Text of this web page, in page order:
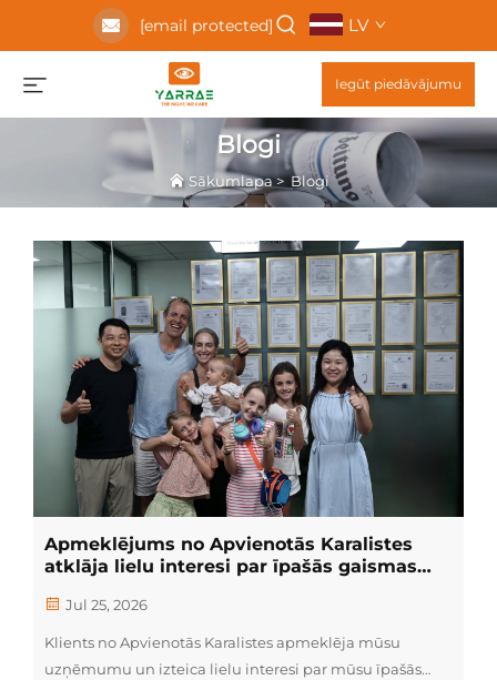
[email protected] LV
Iegūt piedāvājumu
Blogi
Sākumlapa>Blogi
Apmeklējums no Apvienotās Karalistes
atklāja lielu interesi par īpašās gaismas
Jul 25, 2026
Klients no Apvienotās Karalistes apmeklēja mūsu
uzņēmumu un izteica lielu interesi par mūsu īpašās